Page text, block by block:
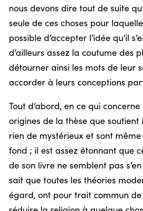
nous devons dire tout de suite
seule de ces choses pour
possible d’accepter l’idée qu’il
d’ailleurs assez la coutume des
détourner ainsi les mots de leur
accorder à leurs conceptions
Tout d’abord, en ce qui concerne
origines de la thèse que soutient
rien de mystérieux et sont
fond ; il est assez étonnant que
de son livre ne semblent pas
sait que toutes les théories
égard, ont pour trait commun